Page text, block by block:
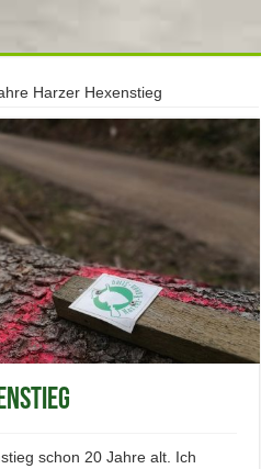
Harzer Hexenstieg
schon 20 Jahre alt. Ich